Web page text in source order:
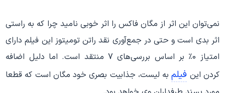
نمی‌توان این اثر از مگان فاکس را اثر خوبی نامید چرا که به راستی
اثر بدی است و حتی در جمع‌آوری نقد راتن تومیتوز این فیلم دارای
امتیاز 0٪ بر اساس بررسی‌های 7 منتقد است. اما دلیل اضافه
کردن این فیلمبه لیست، جذابیت بصری خود مگان است که قطعا